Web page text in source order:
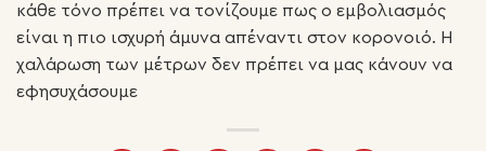
κάθε τόνο πρέπει να τονίζουμε πως ο εμβολιασμός
είναι η πιο ισχυρή άμυνα απέναντι στον κορονοιό. Η
χαλάρωση των μέτρων δεν πρέπει να μας κάνουν να
εφησυχάσουμε